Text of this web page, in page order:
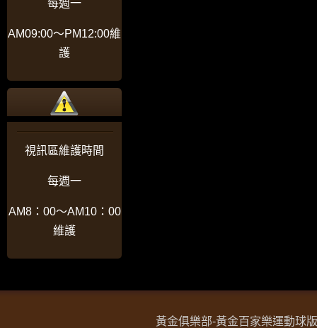
每週一
AM09:00〜PM12:00維
護
視訊區維護時間
每週一
AM8：00〜AM10：00
維護
黃金俱樂部-黃金百家樂運動球